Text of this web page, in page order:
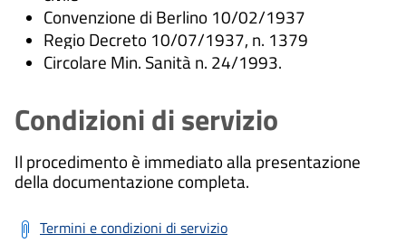
Convenzione di Berlino 10/02/1937
Regio Decreto 10/07/1937, n. 1379
Circolare Min. Sanità n. 24/1993.
Condizioni di servizio
Il procedimento è immediato alla presentazione
della documentazione completa.
Termini e condizioni di servizio